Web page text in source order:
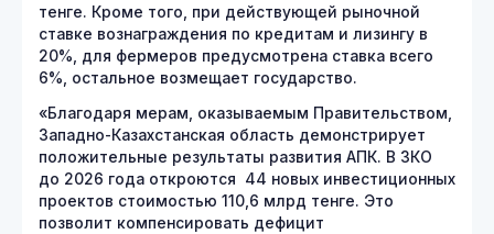
тенге. Кроме того, при действующей рыночной
ставке вознаграждения по кредитам и лизингу в
20%, для фермеров предусмотрена ставка всего
6%, остальное возмещает государство.
«Благодаря мерам, оказываемым Правительством,
Западно-Казахстанская область демонстрирует
положительные результаты развития АПК. В ЗКО
до 2026 года откроются 44 новых инвестиционных
проектов стоимостью 110,6 млрд тенге. Это
позволит компенсировать дефицит